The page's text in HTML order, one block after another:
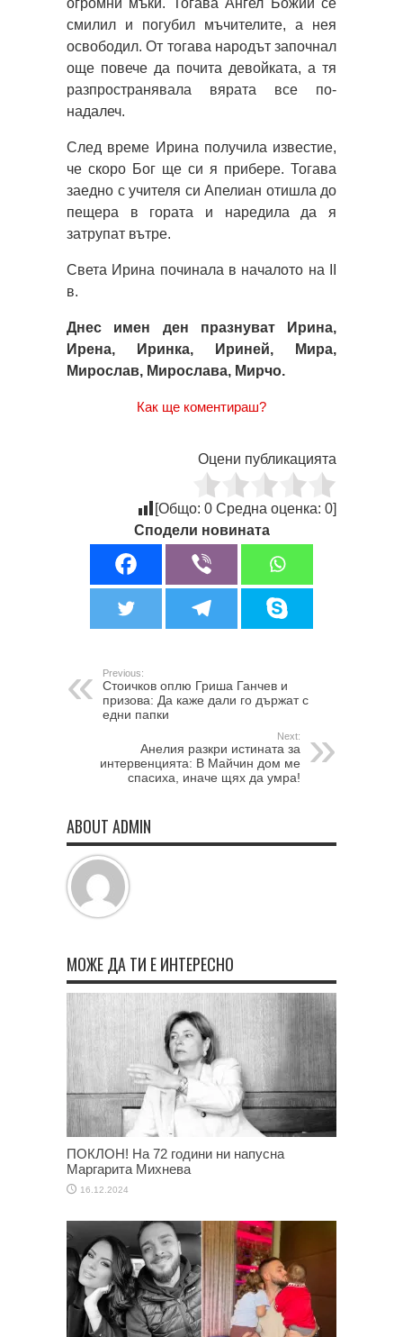
смилил и погубил мъчителите, а нея
освободил. От тогава народът започнал
още повече да почита девойката, а тя
разпространявала вярата все по-
надалеч.
След време Ирина получила известие,
че скоро Бог ще си я прибере. Тогава
заедно с учителя си Апелиан отишла до
пещера в гората и наредила да я
затрупат вътре.
Света Ирина починала в началото на II
в.
Днес имен ден празнуват Ирина,
Ирена, Иринка, Ириней, Мира,
Мирослав, Мирослава, Мирчо.
Как ще коментираш?
Оцени публикацията
[Общо: 0 Средна оценка: 0]
Сподели новината
Previous:
Стоичков оплю Гриша Ганчев и
призова: Да каже дали го държат с
едни папки
Next:
Анелия разкри истината за
интервенцията: В Майчин дом ме
спасиха, иначе щях да умра!
ABOUT ADMIN
МОЖЕ ДА ТИ Е ИНТЕРЕСНО
ПОКЛОН! На 72 години ни напусна
Маргарита Михнева
16.12.2024